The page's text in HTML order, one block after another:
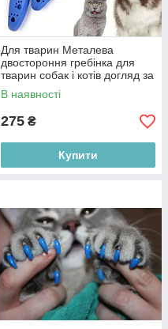
Для тварин Металева
двостороння гребінка для
тварин собак і котів догляд за
шерстю 17 см Польща
В наявності
275 ₴
Купити